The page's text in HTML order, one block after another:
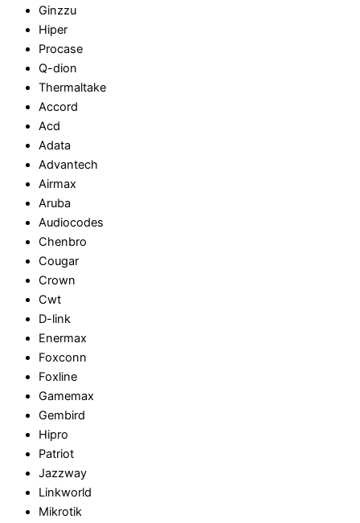
Ginzzu
Hiper
Procase
Q-dion
Thermaltake
Accord
Acd
Adata
Advantech
Airmax
Aruba
Audiocodes
Chenbro
Cougar
Crown
Cwt
D-link
Enermax
Foxconn
Foxline
Gamemax
Gembird
Hipro
Patriot
Jazzway
Linkworld
Mikrotik